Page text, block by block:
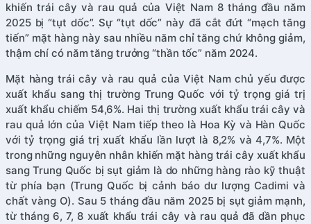
khiến trái cây và rau quả của Việt Nam 8 tháng đầu năm
2025 bị “tụt dốc”. Sự “tụt dốc” này đã cắt đứt “mạch tăng
tiến” mặt hàng này sau nhiều năm chỉ tăng chứ không giảm,
thậm chí có năm tăng trưởng “thần tốc” năm 2024.
Mặt hàng trái cây và rau quả của Việt Nam chủ yếu được
xuất khẩu sang thị trường Trung Quốc với tỷ trọng giá trị
xuất khẩu chiếm 54,6%. Hai thị trường xuất khẩu trái cây và
rau quả lớn của Việt Nam tiếp theo là Hoa Kỳ và Hàn Quốc
với tỷ trọng giá trị xuất khẩu lần lượt là 8,2% và 4,7%. Một
trong những nguyên nhân khiến mặt hàng trái cây xuất khẩu
sang Trung Quốc bị sụt giảm là do những hàng rào kỹ thuật
từ phía bạn (Trung Quốc bị cảnh báo dư lượng Cadimi và
chất vàng O). Sau 5 tháng đầu năm 2025 bị sụt giảm mạnh,
từ tháng 6, 7, 8 xuất khẩu trái cây và rau quả đã dần phục